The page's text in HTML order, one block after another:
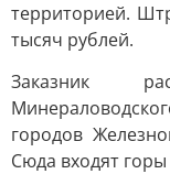
территорией.
тысяч рублей.
Заказник
городов
Сюда входят